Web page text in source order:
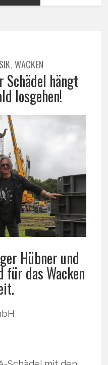
, WACKEN
Schädel hängt
losgehen!
Hübner und
für das Wacken